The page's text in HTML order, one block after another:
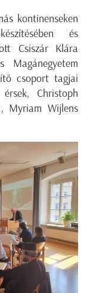
kontinenseken
és
Csiszár Klára
Magánegyetem
csoport tagjai
Christoph
Myriam Wijlens